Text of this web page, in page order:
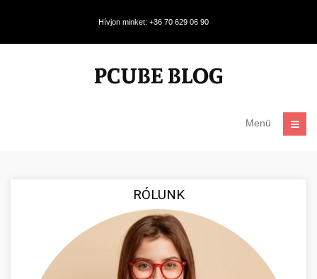
Hívjon minket: +36 70 629 06 90
Menü
RÓLUNK